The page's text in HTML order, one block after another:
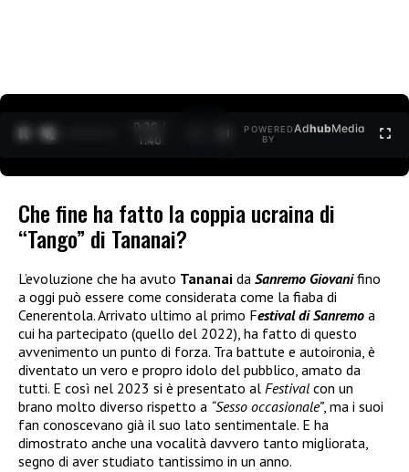
0:21 /
1:40
POWERED
BY
AdhubMedia
Che fine ha fatto la coppia ucraina di
“Tango” di Tananai?
L’evoluzione che ha avuto Tananai da Sanremo Giovanifino
a oggi può essere come considerata come la fiaba di
Cenerentola. Arrivato ultimo al primo Festival di Sanremo a
cui ha partecipato (quello del 2022), ha fatto di questo
avvenimento un punto di forza. Tra battute e autoironia, è
diventato un vero e propro idolo del pubblico, amato da
tutti. E così nel 2023 si è presentato al Festival con un
brano molto diverso rispetto a “Sesso occasionale”, ma i suoi
fan conoscevano già il suo lato sentimentale. E ha
dimostrato anche una vocalità davvero tanto migliorata,
segno di aver studiato tantissimo in un anno.